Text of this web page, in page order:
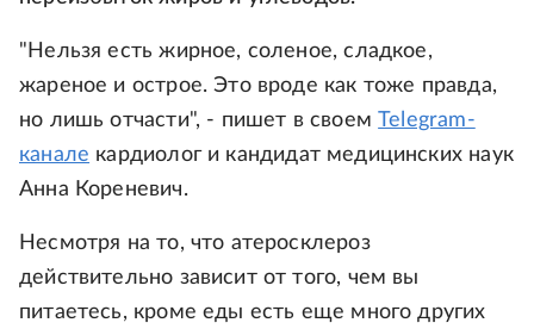
"Нельзя есть жирное, соленое, сладкое,
жареное и острое. Это вроде как тоже правда,
но лишь отчасти", - пишет в своемTelegram-
канале кардиолог и кандидат медицинских наук
Анна Кореневич.
Несмотря на то, что атеросклероз
действительно зависит от того, чем вы
питаетесь, кроме еды есть еще много других